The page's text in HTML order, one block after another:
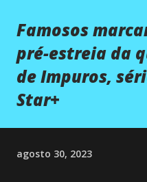
Famosos
pré-estreia da
de Impuros,
Star+
agosto 30, 2023